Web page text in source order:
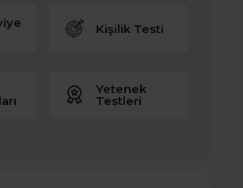
Kişilik Testi
Yetenek
Testleri